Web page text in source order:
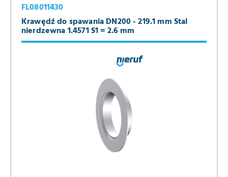
Krawędź do spawania DN200 - 219.1 mm Stal
nierdzewna 1.4571 S1 = 2.6 mm
FL08011430